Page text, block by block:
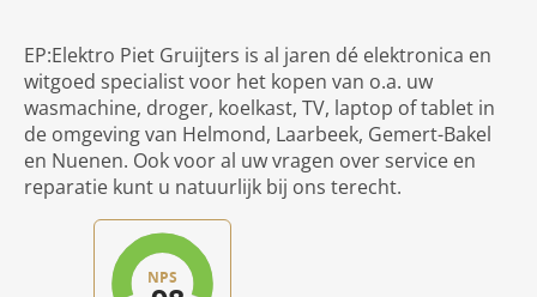
EP:Elektro Piet Gruijters is al jaren dé elektronica en
witgoed specialist voor het kopen van o.a. uw
wasmachine, droger, koelkast, TV, laptop of tablet in
de omgeving van Helmond, Laarbeek, Gemert-Bakel
en Nuenen. Ook voor al uw vragen over service en
reparatie kunt u natuurlijk bij ons terecht.